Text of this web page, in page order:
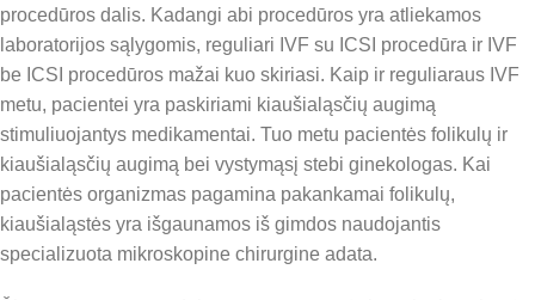
procedūros dalis. Kadangi abi procedūros yra atliekamos
laboratorijos sąlygomis, reguliari IVF su ICSI procedūra ir IVF
be ICSI procedūros mažai kuo skiriasi. Kaip ir reguliaraus IVF
metu, pacientei yra paskiriami kiaušialąsčių augimą
stimuliuojantys medikamentai. Tuo metu pacientės folikulų ir
kiaušialąsčių augimą bei vystymąsį stebi ginekologas. Kai
pacientės organizmas pagamina pakankamai folikulų,
kiaušialąstės yra išgaunamos iš gimdos naudojantis
specializuota mikroskopine chirurgine adata.